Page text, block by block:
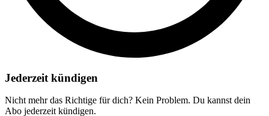
Jederzeit kündigen
Nicht mehr das Richtige für dich? Kein Problem. Du kannst dein
Abo jederzeit kündigen.